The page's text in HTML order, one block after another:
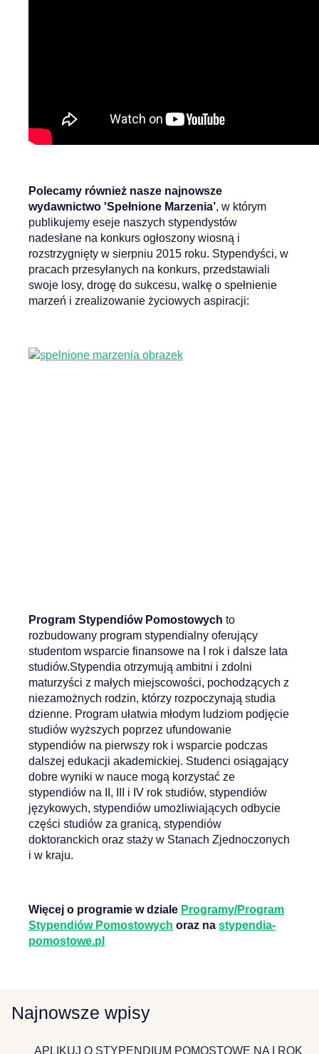
Polecamy również nasze najnowsze
wydawnictwo 'Spełnione Marzenia’, w którym
publikujemy eseje naszych stypendystów
nadesłane na konkurs ogłoszony wiosną i
rozstrzygnięty w sierpniu 2015 roku. Stypendyści, w
pracach przesyłanych na konkurs, przedstawiali
swoje losy, drogę do sukcesu, walkę o spełnienie
marzeń i zrealizowanie życiowych aspiracji:
Program Stypendiów Pomostowych to
rozbudowany program stypendialny oferujący
studentom wsparcie finansowe na I rok i dalsze lata
studiów.Stypendia otrzymują ambitni i zdolni
maturzyści z małych miejscowości, pochodzących z
niezamożnych rodzin, którzy rozpoczynają studia
dzienne. Program ułatwia młodym ludziom podjęcie
studiów wyższych poprzez ufundowanie
stypendiów na pierwszy rok i wsparcie podczas
dalszej edukacji akademickiej. Studenci osiągający
dobre wyniki w nauce mogą korzystać ze
stypendiów na II, III i IV rok studiów, stypendiów
językowych, stypendiów umożliwiających odbycie
części studiów za granicą, stypendiów
doktoranckich oraz staży w Stanach Zjednoczonych
i w kraju.
Więcej o programie w dziale Programy/Program
Stypendiów Pomostowych oraz na stypendia-
pomostowe.pl
Najnowsze wpisy
APLIKUJ O STYPENDIUM POMOSTOWE NA I ROK